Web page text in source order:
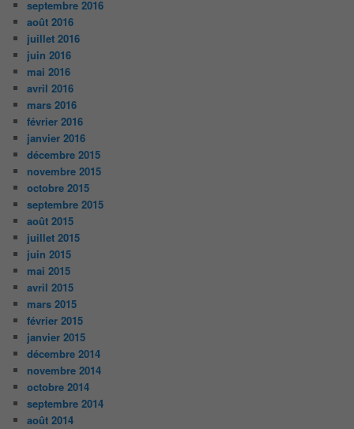
septembre 2016
août 2016
juillet 2016
juin 2016
mai 2016
avril 2016
mars 2016
février 2016
janvier 2016
décembre 2015
novembre 2015
octobre 2015
septembre 2015
août 2015
juillet 2015
juin 2015
mai 2015
avril 2015
mars 2015
février 2015
janvier 2015
décembre 2014
novembre 2014
octobre 2014
septembre 2014
août 2014